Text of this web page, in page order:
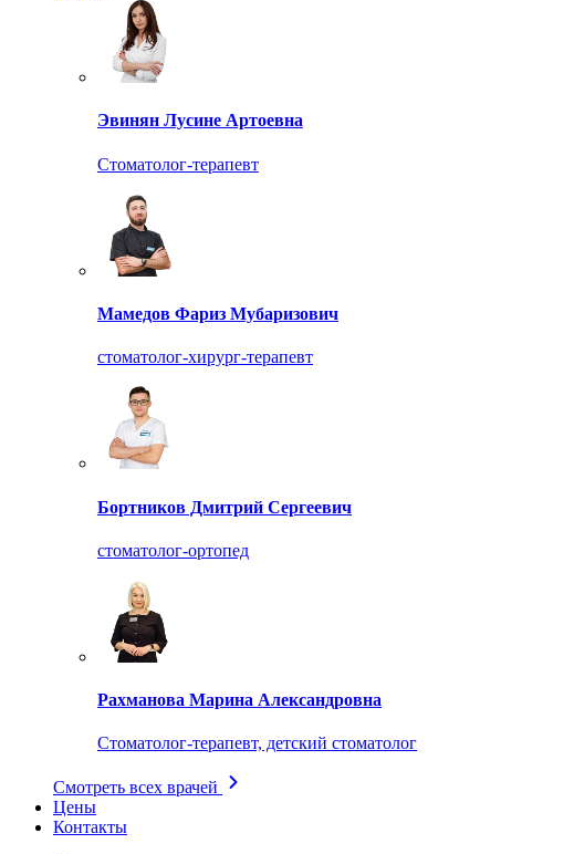
Эвинян Лусине Артоевна
Стоматолог-терапевт
Мамедов Фариз Мубаризович
стоматолог-хирург-терапевт
Бортников Дмитрий Сергеевич
стоматолог-ортопед
Рахманова Марина Александровна
Стоматолог-терапевт, детский стоматолог
Смотреть всех врачей
Цены
Контакты